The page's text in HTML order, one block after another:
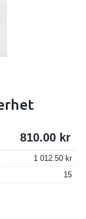
810.00
1 012.50
15